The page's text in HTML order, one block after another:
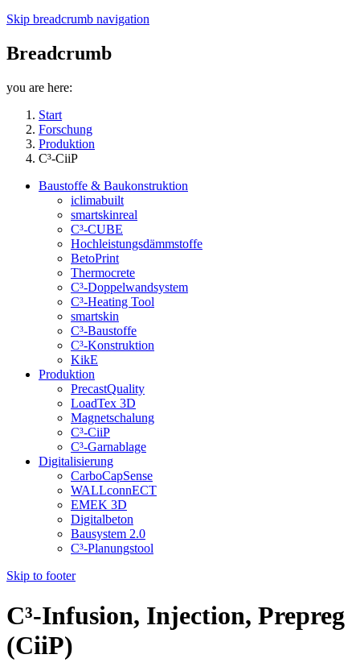
Skip breadcrumb navigation
Breadcrumb
you are here:
Start
Forschung
Produktion
C³-CiiP
Baustoffe & Baukonstruktion
iclimabuilt
smartskinreal
C³-CUBE
Hochleistungsdämmstoffe
BetoPrint
Thermocrete
C³-Doppelwandsystem
C³-Heating Tool
smartskin
C³-Baustoffe
C³-Konstruktion
KikE
Produktion
PrecastQuality
LoadTex 3D
Magnetschalung
C³-CiiP
C³-Garnablage
Digitalisierung
CarboCapSense
WALLconnECT
EMEK 3D
Digitalbeton
Bausystem 2.0
C³-Planungstool
Skip to footer
C³-Infusion, Injection, Prepreg
(CiiP)